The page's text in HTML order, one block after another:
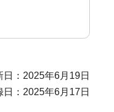
日：2025年6月19日
日：2025年6月17日